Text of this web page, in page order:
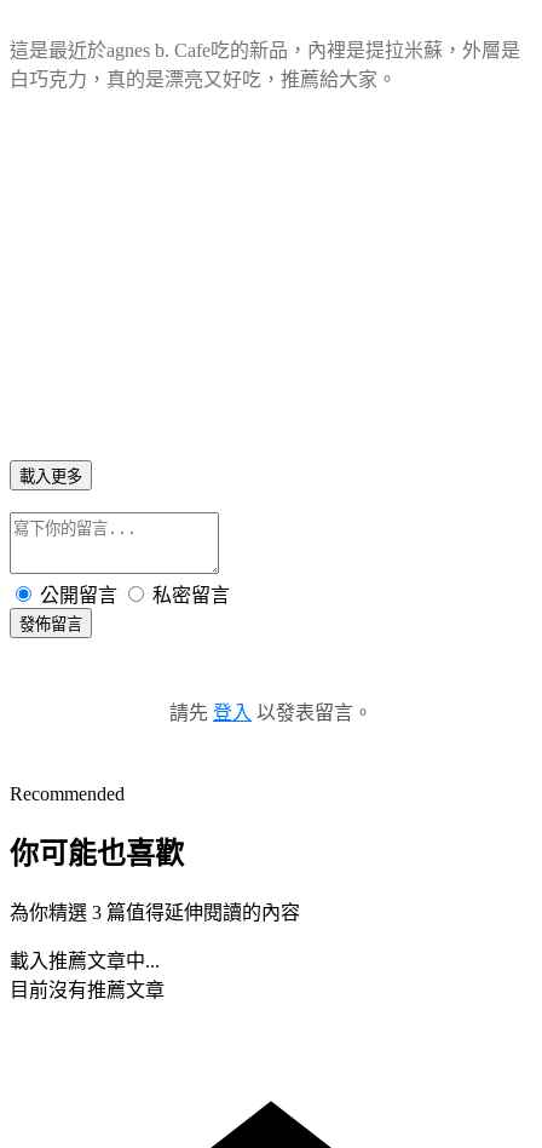
這是最近於agnes b. Cafe吃的新品，內裡是提拉米蘇，外層是
白巧克力，真的是漂亮又好吃，推薦給大家。
載入更多
公開留言 私密留言
發佈留言
請先 登入 以發表留言。
Recommended
你可能也喜歡
為你精選 3 篇值得延伸閱讀的內容
載入推薦文章中...
目前沒有推薦文章